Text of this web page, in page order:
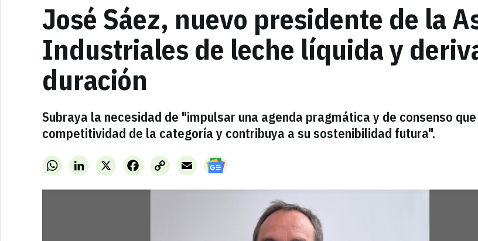
José Sáez, nuevo presidente de la
Industriales de leche líquida y
duración
Subraya la necesidad de "impulsar una agenda pragmática y de consenso
competitividad de la categoría y contribuya a su sostenibilidad futura".
WhatsAppLinkedInX FacebookCopy
Link
Email